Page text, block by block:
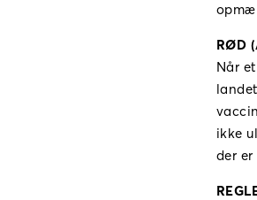
RØD
Når
ikke
der